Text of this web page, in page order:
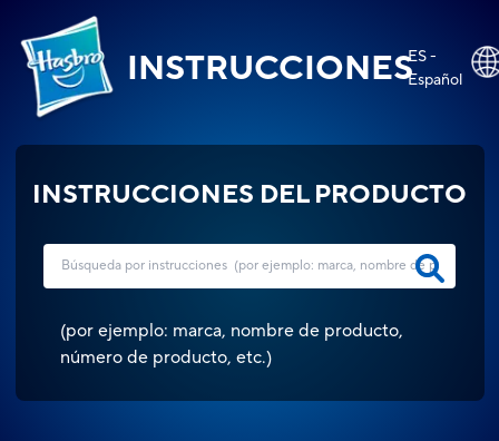
INSTRUCCIONESES -
Español
INSTRUCCIONES DEL PRODUCTO
(por ejemplo: marca, nombre de producto,
número de producto, etc.)